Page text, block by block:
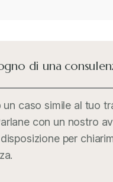
di una
un caso simile al tuo
con un nostro
per